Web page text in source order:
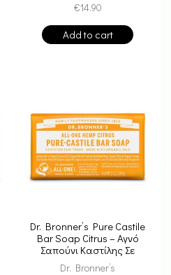
€14.90
Add to cart
Dr. Bronner’s Pure Castile
Bar Soap Citrus – Αγνό
Σαπούνι Καστίλης Σε
Μπάρα
Dr. Bronner’s